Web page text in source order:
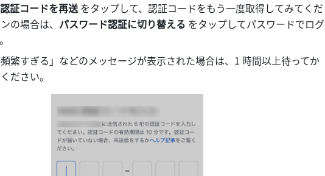
認証コードを再送 をタップして、認証コードをもう一度取得してみてくだ
の場合は、 パスワード認証に切り替える をタップしてパスワードでログ
頻繁すぎる」などのメッセージが表示された場合は、1 時間以上待ってか
ださい。